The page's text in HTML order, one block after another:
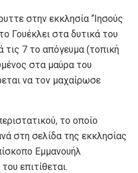
στην εκκλησία “Ιησούς
Γουέκλει στα δυτικά του
τις 7 το απόγευμα (τοπική
στα μαύρα του
να τον μαχαίρωσε
το οποίο
στη σελίδα της εκκλησίας
Εμμανουήλ
επιτίθεται.